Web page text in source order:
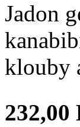
Jadon
klouby
232,00